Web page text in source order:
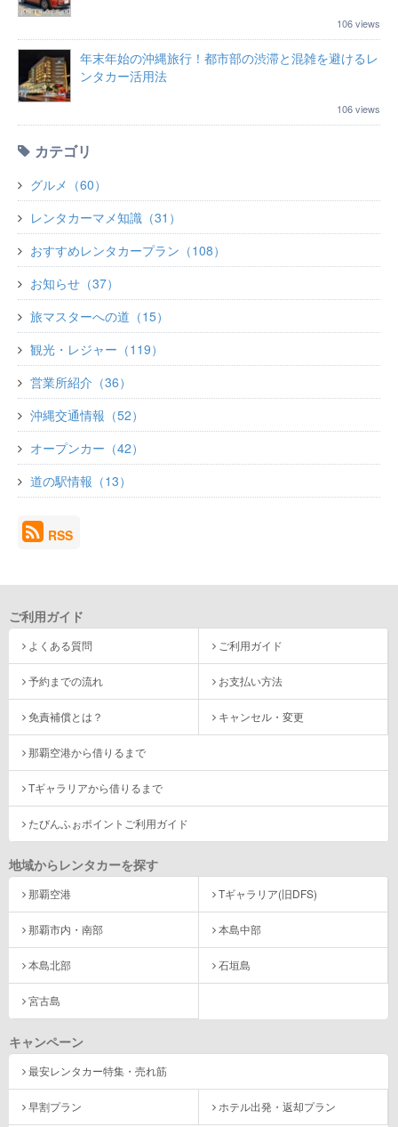
106 views
年末年始の沖縄旅行！都市部の渋滞と混雑を避けるレ
ンタカー活用法
106 views
カテゴリ
グルメ（60）
レンタカーマメ知識（31）
おすすめレンタカープラン（108）
お知らせ（37）
旅マスターへの道（15）
観光・レジャー（119）
営業所紹介（36）
沖縄交通情報（52）
オープンカー（42）
道の駅情報（13）
RSS
ご利用ガイド
よくある質問 ご利用ガイド
予約までの流れ お支払い方法
免責補償とは？ キャンセル・変更
那覇空港から借りるまで
Tギャラリアから借りるまで
たびんふぉポイントご利用ガイド
地域からレンタカーを探す
那覇空港 Tギャラリア(旧DFS)
那覇市内・南部 本島中部
本島北部 石垣島
宮古島
キャンペーン
最安レンタカー特集・売れ筋
早割プラン ホテル出発・返却プラン